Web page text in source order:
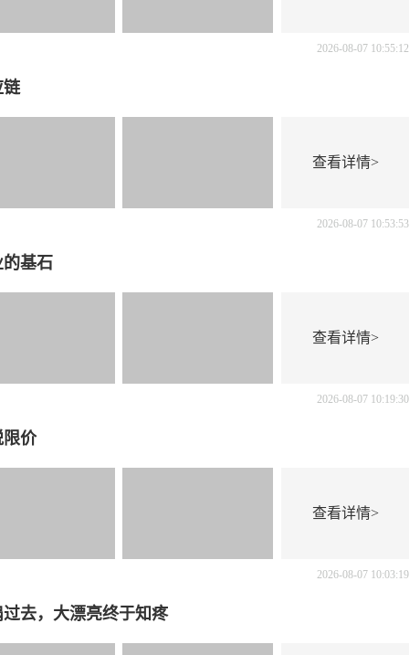
2026-08-07 10:55:12
链
查看详情>
2026-08-07 10:53:53
基石
查看详情>
2026-08-07 10:19:30
限价
查看详情>
2026-08-07 10:03:19
去，大漂亮终于知疼